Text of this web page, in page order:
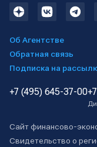
Об Агентстве
Обратная связь
Подписка на
+7 (495) 645-37-00
Сайт финансово-
Свидетельство о